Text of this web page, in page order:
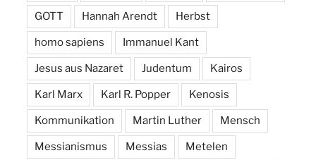
GOTT Hannah Arendt Herbst
homo sapiens Immanuel Kant
Jesus aus Nazaret Judentum Kairos
Karl Marx Karl R. Popper Kenosis
Kommunikation Martin Luther Mensch
Messianismus Messias Metelen